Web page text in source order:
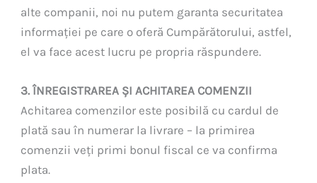
alte companii, noi nu putem garanta securitatea
informației pe care o oferă Cumpărătorului, astfel,
el va face acest lucru pe propria răspundere.
3. ÎNREGISTRAREA ȘI ACHITAREA COMENZII
Achitarea comenzilor este posibilă cu cardul de
plată sau în numerar la livrare – la primirea
comenzii veți primi bonul fiscal ce va confirma
plata.